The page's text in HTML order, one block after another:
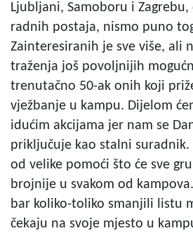
Ljubljani, Samoboru i
radnih postaja, nismo puno
Zainteresiranih je sve više, ali
traženja još povoljnijih
trenutačno 50-ak onih koji
vježbanje u kampu. Dijelom
idućim akcijama jer nam se
priključuje kao stalni
od velike pomoći što će sve
brojnije u svakom od
bar koliko-toliko smanjili listu
čekaju na svoje mjesto u